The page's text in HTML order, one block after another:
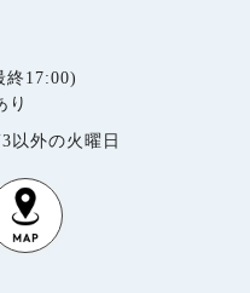
終17:00)
り
以外の火曜日